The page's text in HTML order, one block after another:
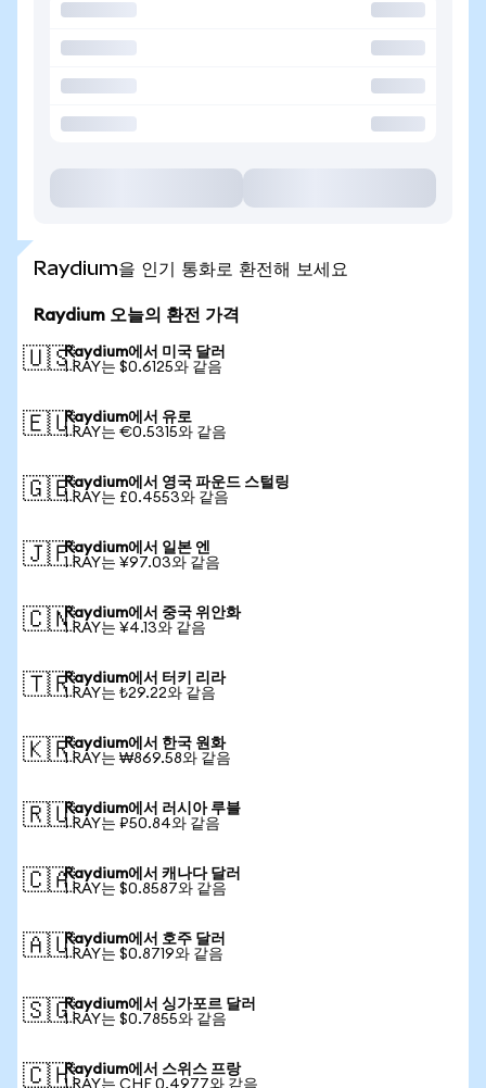
Raydium을 인기 통화로 환전해 보세요
Raydium 오늘의 환전 가격
🇺🇸Raydium에서 미국 달러
1 RAY는 $0.6125와 같음
🇪🇺Raydium에서 유로
1 RAY는 €0.5315와 같음
🇬🇧Raydium에서 영국 파운드 스털링
1 RAY는 £0.4553와 같음
🇯🇵Raydium에서 일본 엔
1 RAY는 ¥97.03와 같음
🇨🇳Raydium에서 중국 위안화
1 RAY는 ¥4.13와 같음
🇹🇷Raydium에서 터키 리라
1 RAY는 ₺29.22와 같음
🇰🇷Raydium에서 한국 원화
1 RAY는 ₩869.58와 같음
🇷🇺Raydium에서 러시아 루블
1 RAY는 ₽50.84와 같음
🇨🇦Raydium에서 캐나다 달러
1 RAY는 $0.8587와 같음
🇦🇺Raydium에서 호주 달러
1 RAY는 $0.8719와 같음
🇸🇬Raydium에서 싱가포르 달러
1 RAY는 $0.7855와 같음
🇨🇭Raydium에서 스위스 프랑
1 RAY는 CHF 0.4977와 같음